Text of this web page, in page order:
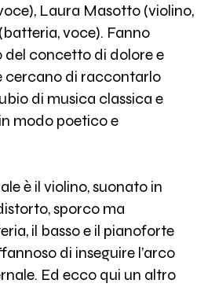
Laura Masotto (violino,
voce). Fanno
del concetto di dolore e
cercano di raccontarlo
di musica classica e
modo poetico e
è il violino, suonato in
sporco ma
il basso e il pianoforte
di inseguire l’arco
Ed ecco qui un altro